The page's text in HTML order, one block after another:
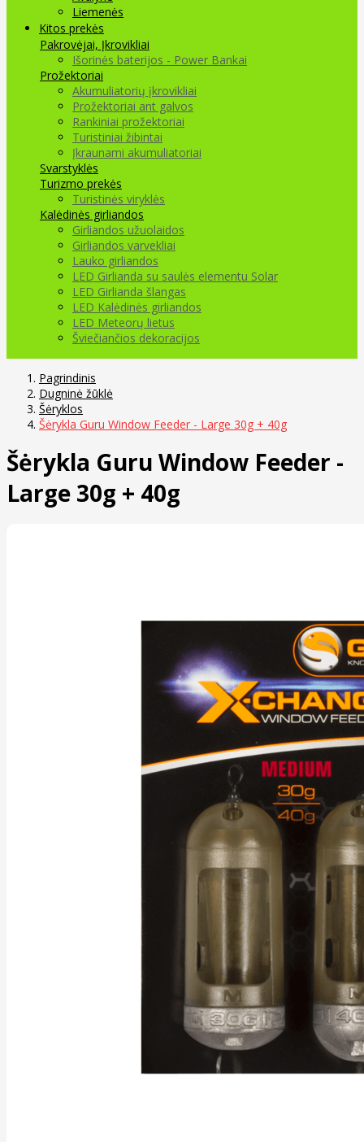
Liemenės
Kitos prekės
Pakrovėjai, Įkrovikliai
Išorinės baterijos - Power Bankai
Prožektoriai
Akumuliatorių įkrovikliai
Prožektoriai ant galvos
Rankiniai prožektoriai
Turistiniai žibintai
Įkraunami akumuliatoriai
Svarstyklės
Turizmo prekės
Turistinės viryklės
Kalėdinės girliandos
Girliandos užuolaidos
Girliandos varvekliai
Lauko girliandos
LED Girlianda su saulės elementu Solar
LED Girlianda šlangas
LED Kalėdinės girliandos
LED Meteorų lietus
Šviečiančios dekoracijos
Pagrindinis
Dugninė žūklė
Šėryklos
Šėrykla Guru Window Feeder - Large 30g + 40g
Šėrykla Guru Window Feeder -
Large 30g + 40g